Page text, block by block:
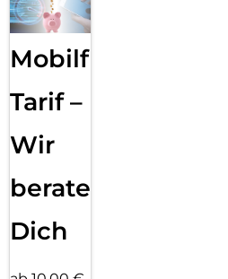
Mobilfunk
Tarif –
Wir
beraten
Dich